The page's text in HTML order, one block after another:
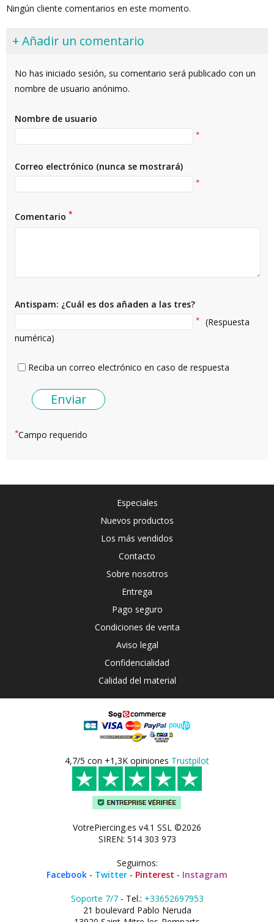
Ningún cliente comentarios en este momento.
+ Añadir un comentario
No has iniciado sesión, su comentario será publicado con un
nombre de usuario anónimo.
Nombre de usuario
*
Correo electrónico (nunca se mostrará)
*
Comentario *
Antispam: ¿Cuál es dos añaden a las tres?
*
(Respuesta
numérica)
Reciba un correo electrónico en caso de respuesta
*Campo requerido
Especiales
Nuevos productos
Los más vendidos
Contacto
Sobre nosotros
Entrega
Pago seguro
Condiciones de venta
Aviso legal
Confidencialidad
Calidad del material
4,7/5 con +1,3K opiniones Trustpilot
VotrePiercing.es v4.1 SSL ©2026
SIREN: 514 303 973
Seguirnos:
Facebook - Twitter - Pinterest - Instagram
Soporte 7/7- Tel.: +33652697953
21 boulevard Pablo Neruda